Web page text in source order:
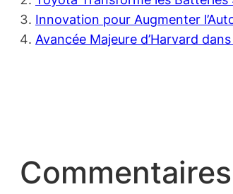
Innovation pour Augmenter
Avancée Majeure d’Harvard
Commentaires